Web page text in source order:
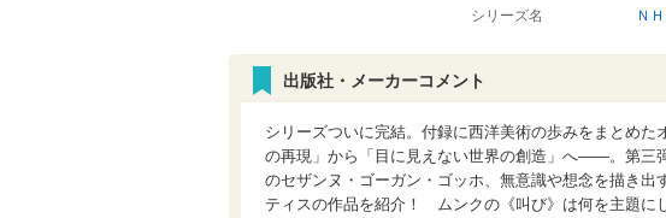
シリーズ名
Ｎ
出版社・メーカーコメント
シリーズついに完結。付録に西洋美術の歩みをまとめ
の再現」から「目に見えない世界の創造」へ――。第三
のセザンヌ・ゴーガン・ゴッホ、無意識や想念を描き
ティスの作品を紹介！ ムンクの《叫び》は何を主題